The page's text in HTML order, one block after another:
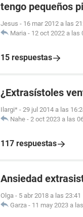
tengo pequeños
Jesus - 16 mar 2012 a las
Maria - 12 oct 2022 a las
15 respuestas
¿Extrasístoles
Ilargi* - 29 jul 2014 a las
Nahe - 2 oct 2023 a las
117 respuestas
Ansiedad
Olga - 5 abr 2018 a las 23:41
Garza - 11 may 2023 a